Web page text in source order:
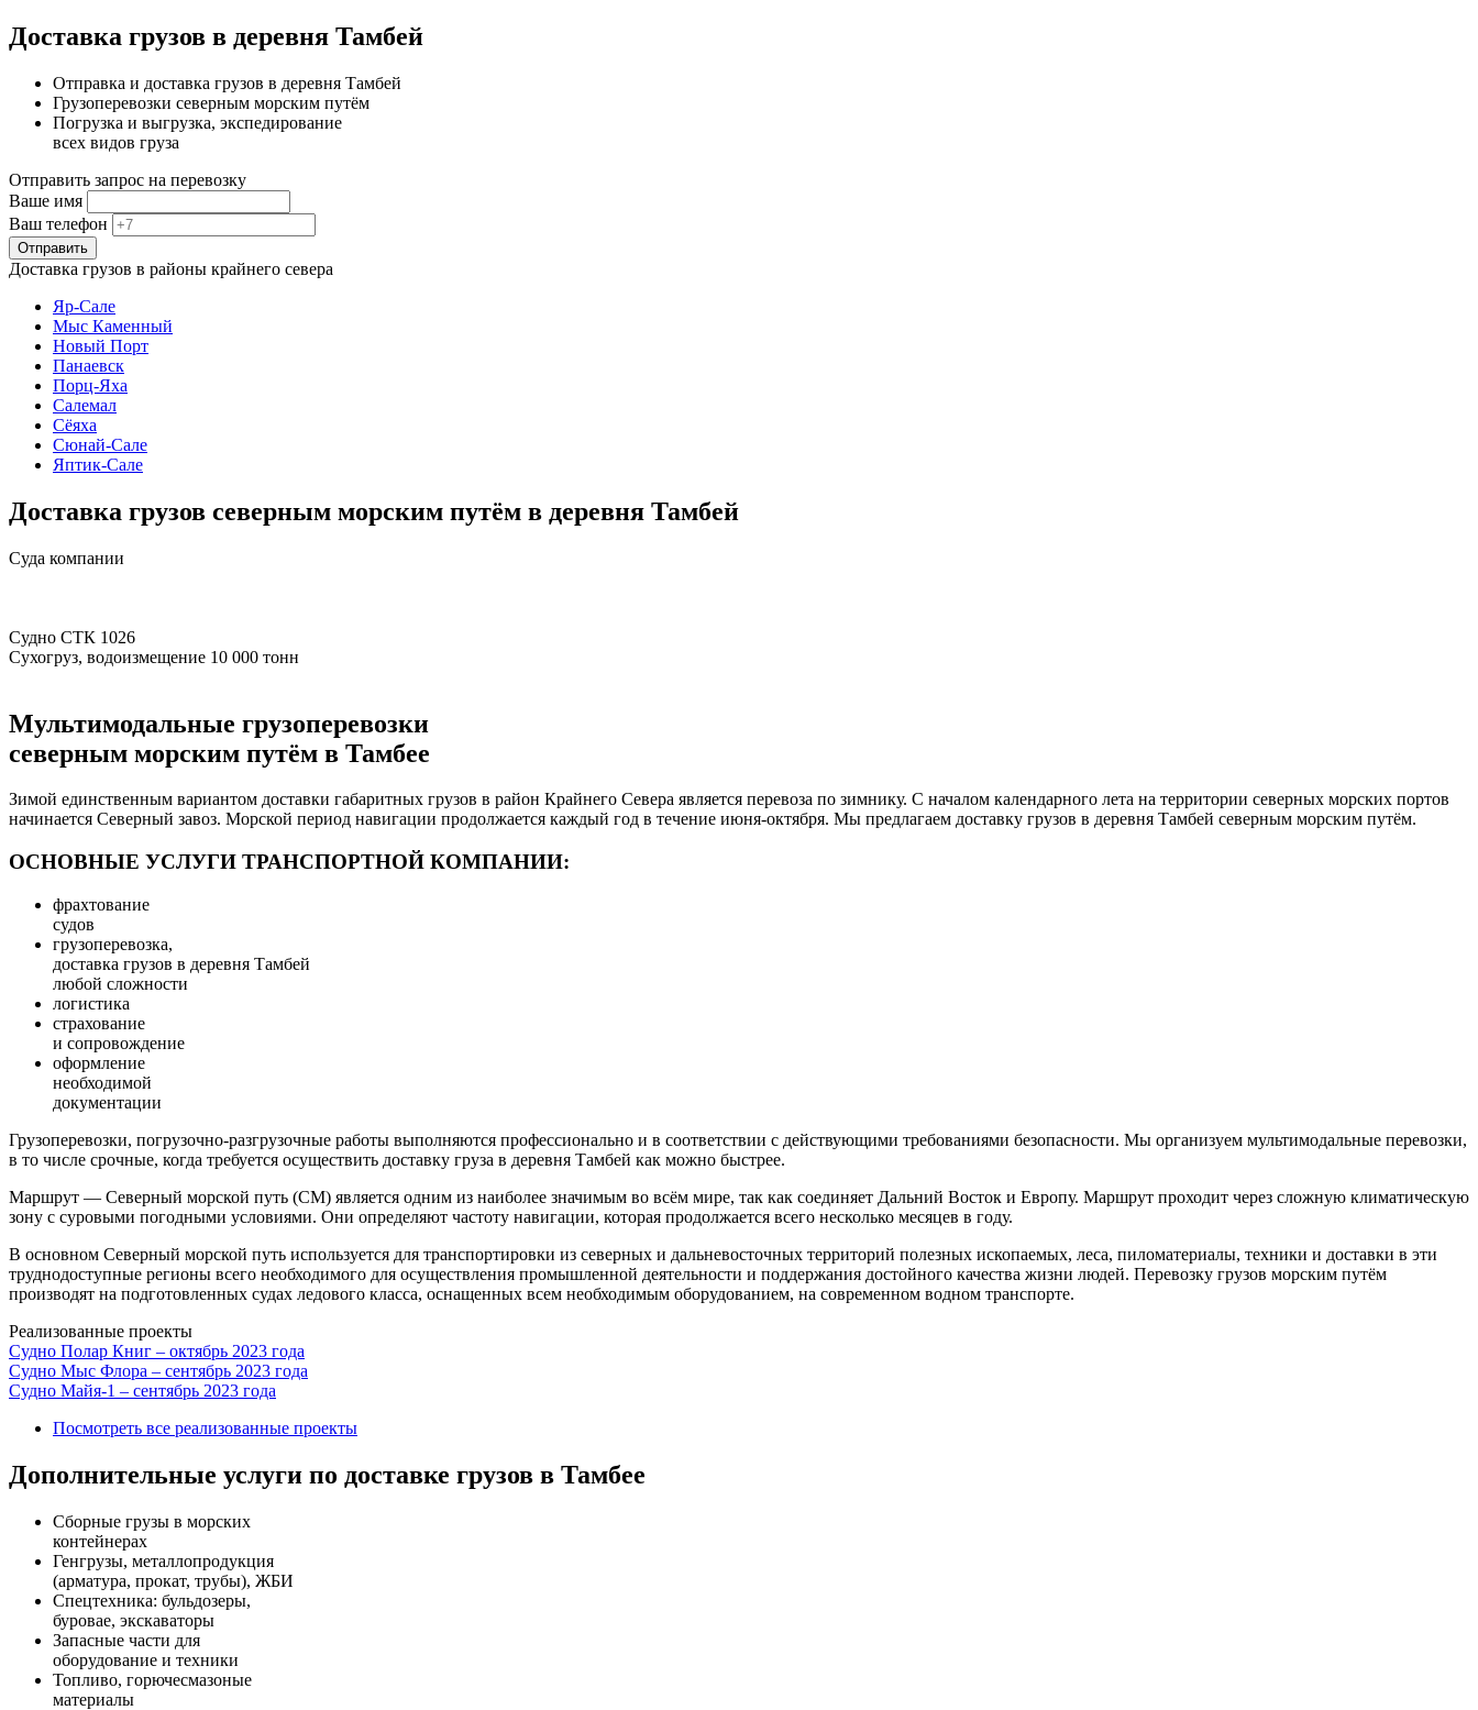
Доставка грузов в деревня Тамбей
Отправка и доставка грузов в деревня Тамбей
Грузоперевозки северным морским путём
Погрузка и выгрузка, экспедирование
всех видов груза
Отправить запрос на перевозку
Ваше имя
Ваш телефон
Отправить
Доставка грузов в районы крайнего севера
Яр-Сале
Мыс Каменный
Новый Порт
Панаевск
Порц-Яха
Салемал
Сёяха
Сюнай-Сале
Яптик-Сале
Доставка грузов северным морским путём в деревня Тамбей
Суда компании
Судно СТК 1026
Сухогруз, водоизмещение 10 000 тонн
Мультимодальные грузоперевозки
северным морским путём в Тамбее
Зимой единственным вариантом доставки габаритных грузов в район Крайнего Севера является перевоза по зимнику. С началом календарного лета на территории северных морских портов
начинается Северный завоз. Морской период навигации продолжается каждый год в течение июня-октября. Мы предлагаем доставку грузов в деревня Тамбей северным морским путём.
ОСНОВНЫЕ УСЛУГИ ТРАНСПОРТНОЙ КОМПАНИИ:
фрахтование
судов
грузоперевозка,
доставка грузов в деревня Тамбей
любой сложности
логистика
страхование
и сопровождение
оформление
необходимой
документации
Грузоперевозки, погрузочно-разгрузочные работы выполняются профессионально и в соответствии с действующими требованиями безопасности. Мы организуем мультимодальные перевозки,
в то числе срочные, когда требуется осуществить доставку груза в деревня Тамбей как можно быстрее.
Маршрут — Северный морской путь (СМ) является одним из наиболее значимым во всём мире, так как соединяет Дальний Восток и Европу. Маршрут проходит через сложную климатическую
зону с суровыми погодными условиями. Они определяют частоту навигации, которая продолжается всего несколько месяцев в году.
В основном Северный морской путь используется для транспортировки из северных и дальневосточных территорий полезных ископаемых, леса, пиломатериалы, техники и доставки в эти
труднодоступные регионы всего необходимого для осуществления промышленной деятельности и поддержания достойного качества жизни людей. Перевозку грузов морским путём
производят на подготовленных судах ледового класса, оснащенных всем необходимым оборудованием, на современном водном транспорте.
Реализованные проекты
Судно Полар Книг – октябрь 2023 года
Судно Мыс Флора – сентябрь 2023 года
Судно Майя-1 – сентябрь 2023 года
Посмотреть все реализованные проекты
Дополнительные услуги по доставке грузов в Тамбее
Сборные грузы в морских
контейнерах
Генгрузы, металлопродукция
(арматура, прокат, трубы), ЖБИ
Спецтехника: бульдозеры,
буровае, экскаваторы
Запасные части для
оборудование и техники
Топливо, горючесмазоные
материалы